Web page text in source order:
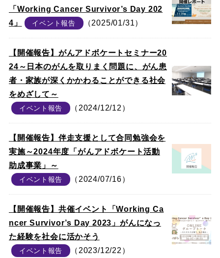
「Working Cancer Survivor’s Day 202
4」
イベント報告 （2025/01/31）
【開催報告】がんアドボケートセミナー20
24～日本のがんを取りまく問題に、がん患
者・家族が深くかかわることができる社会
をめざして～
イベント報告 （2024/12/12）
【開催報告】伴走支援として合同勉強会を
実施～2024年度「がんアドボケート活動
助成事業」～
イベント報告 （2024/07/16）
【開催報告】共催イベント「Working Ca
ncer Survivor’s Day 2023」がんになっ
た経験を社会に活かそう
イベント報告 （2023/12/22）